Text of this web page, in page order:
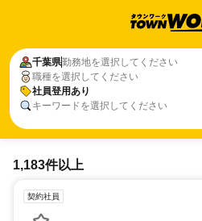
千葉県勤務地を選択してください
職種を選択してください
社員登用あり
キーワードを選択してください
1,183件以上
契約社員